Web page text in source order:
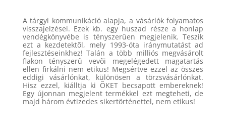
A tárgyi kommunikáció alapja, a vásárlók folyamatos
visszajelzései. Ezek kb. egy huszad része a honlap
vendégkönyvébe is tényszerûen megjelenik. Teszik
ezt a kezdetektõl, mely 1993-óta iránymutatást ad
fejlesztéseinkhez! Talán a több milliós megvásárolt
flakon tényszerû vevõi megelégedett magatartás
ellen firkálni nem etikus! Megsértve ezzel az összes
eddigi vásárlónkat, különösen a törzsvásárlónkat.
Hisz ezzel, kiálltja ki ÕKET becsapott embereknek!
Egy újonnan megjelent termékkel ezt megteheti, de
majd három évtizedes sikertörténettel, nem etikus!